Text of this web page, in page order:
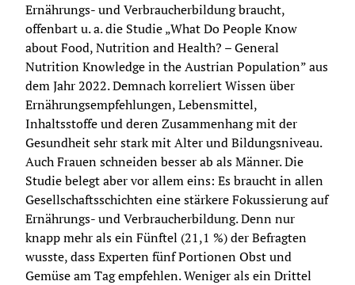
Ernährungs- und Verbraucherbildung braucht,
offenbart u. a. die Studie „What Do People Know
about Food, Nutrition and Health? – General
Nutrition Knowledge in the Austrian Population” aus
dem Jahr 2022. Demnach korreliert Wissen über
Ernährungsempfehlungen, Lebensmittel,
Inhaltsstoffe und deren Zusammenhang mit der
Gesundheit sehr stark mit Alter und Bildungsniveau.
Auch Frauen schneiden besser ab als Männer. Die
Studie belegt aber vor allem eins: Es braucht in allen
Gesellschaftsschichten eine stärkere Fokussierung auf
Ernährungs- und Verbraucherbildung. Denn nur
knapp mehr als ein Fünftel (21,1 %) der Befragten
wusste, dass Experten fünf Portionen Obst und
Gemüse am Tag empfehlen. Weniger als ein Drittel